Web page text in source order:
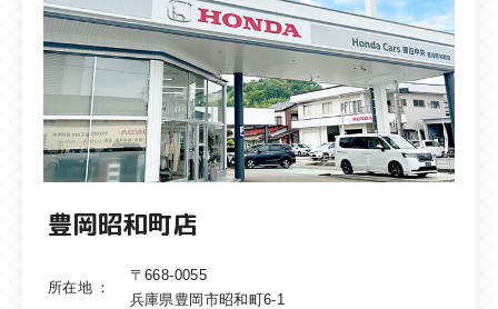
豊岡昭和町店
所在地
〒668-0055
兵庫県豊岡市昭和町6-1